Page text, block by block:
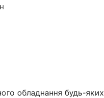
обладнання будь-яких